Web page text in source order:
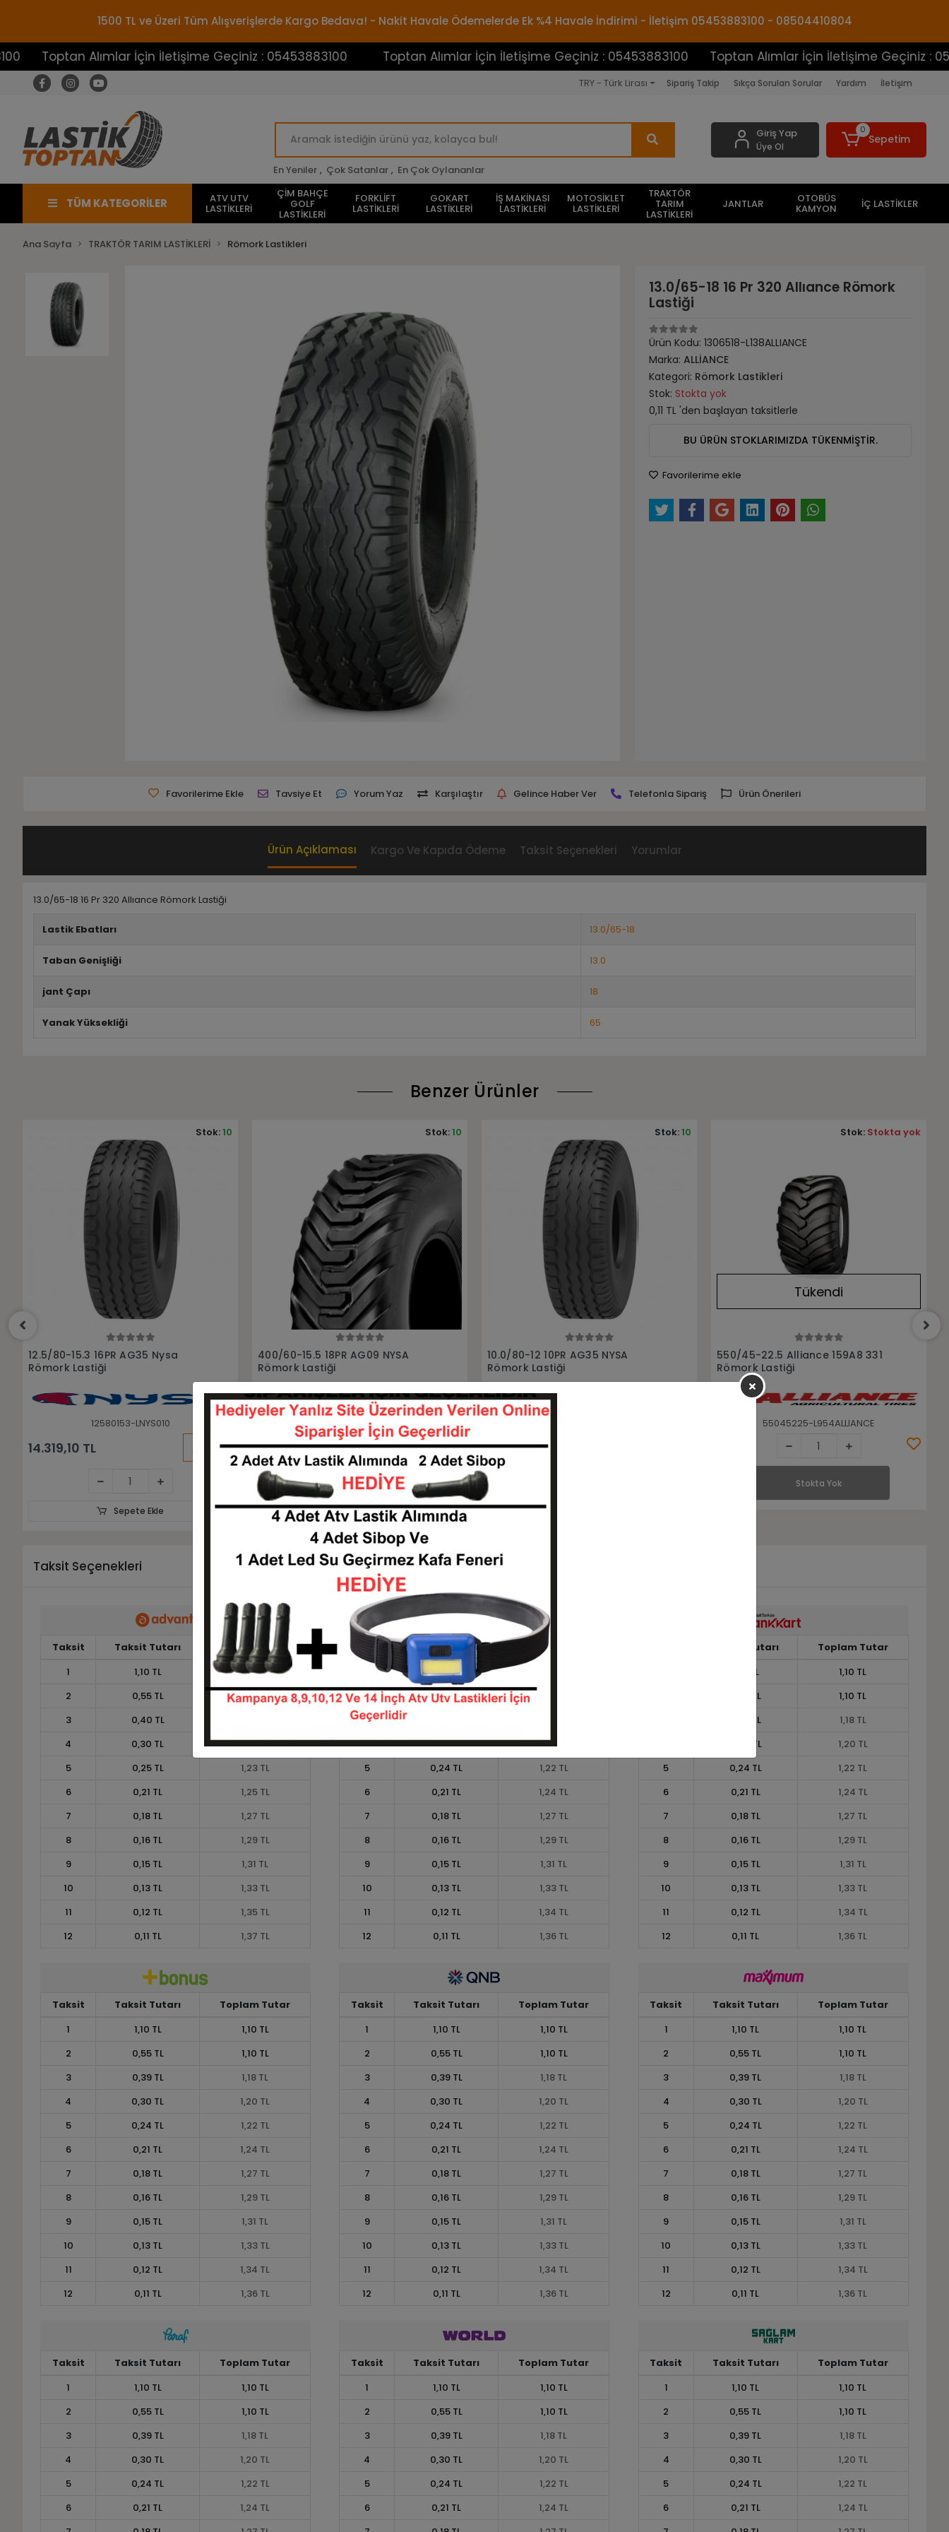
1500 TL ve Üzeri Tüm Alışverişlerde Kargo Bedava! - Nakit Havale Ödemelerde Ek %4 Havale İndirimi - İletişim 05453883100 - 08504410804
Alımlar İçin İletişime Geçiniz : 05453883100 Toptan Alımlar İçin İletişime Geçiniz : 05453883100 Toptan Alımlar İçin İletişime Geçiniz :
TRY - Türk Lirası Sipariş Takip Sıkça Sorulan Sorular Yardım İletişim
En Yeniler , Çok Satanlar , En Çok Oylananlar
Giriş Yap
Üye Ol
0
Sepetim
TÜM KATEGORİLER ATV UTV
LASTİKLERİ
ÇİM BAHÇE
GOLF
LASTİKLERİ
FORKLİFT
LASTİKLERİ
GOKART
LASTİKLERİ
İŞ MAKİNASI
LASTİKLERİ
MOTOSİKLET
LASTİKLERİ
TRAKTÖR
TARIM
LASTİKLERİ
JANTLAR OTOBÜS
KAMYON İÇ LASTİKLER
Ana Sayfa TRAKTÖR TARIM LASTİKLERİ Römork Lastikleri
13.0/65-18 16 Pr 320 Allıance Römork
Lastiği
Ürün Kodu:1306518-L138ALLIANCE
Marka:ALLİANCE
Kategori: Römork Lastikleri
Stok: Stokta yok
0,11 TL 'den başlayan taksitlerle
BU ÜRÜN STOKLARIMIZDA TÜKENMİŞTİR.
Favorilerime ekle
Favorilerime Ekle Tavsiye Et Yorum Yaz Karşılaştır Gelince Haber Ver Telefonla Sipariş Ürün Önerileri
Ürün Açıklaması Kargo Ve Kapıda Ödeme Taksit Seçenekleri Yorumlar
13.0/65-18 16 Pr 320 Allıance Römork Lastiği
Lastik Ebatları 13.0/65-18
Taban Genişliği 13.0
jant Çapı 18
Yanak Yüksekliği 65
Benzer Ürünler
400/60-15.5 18PR AG09 NYSA
Römork Lastiği
40060155-LNYS003
17.170,85 TL KARGO
BEDAVA
Stok:10
Sepete Ekle
10.0/80-12 10PR AG35 NYSA
Römork Lastiği
1008012-LNYS001
8.256,05 TL KARGO
BEDAVA
Stok:10
Sepete Ekle
Stokta Yok
Tükendi
550/45-22.5 Alliance 159A8 331
Römork Lastiği
Stokta yok
Stokta Yok
Tükendi
400/60-15.5 Alliance 14 Pr Farm
Pro 327 Radyal Römork Lastiği
40060155-L116ALLIANCE
Stok: Stokta yok
Stokta Yok
Taksit Seçenekleri
Taksit Taksit Tutarı
Toplam Tutar
1
1,10 TL
1,10 TL
2
0,55 TL
1,10 TL
3
0,40 TL
4
0,30 TL
1,21 TL
5
0,25 TL
1,23 TL
6
0,21 TL
1,25 TL
7
0,18 TL
1,27 TL
8
0,16 TL
1,29 TL
9
0,15 TL
1,31 TL
10
0,13 TL
1,33 TL
11
0,12 TL
1,35 TL
12
0,11 TL 1,37 TL
Taksit Taksit Tutarı
Toplam Tutar
1,10 TL
2
0,55 TL
3
4
0,30 TL
1,20 TL
5
0,24 TL
1,22 TL
6
0,21 TL
1,24 TL
7
0,18 TL
1,27 TL
8
0,16 TL
1,29 TL
9
0,15 TL
1,31 TL
10
0,13 TL
1,33 TL
11
0,12 TL
1,34 TL
12
0,11 TL 1,36 TL
Taksit Tutarı
Toplam Tutar
1,10 TL
1,10 TL
0,55 TL
1,10 TL
0,39 TL
1,18 TL
0,30 TL
1,20 TL
5
0,24 TL
1,22 TL
6
0,21 TL
1,24 TL
7
0,18 TL
1,27 TL
8
0,16 TL
1,29 TL
9
0,15 TL
1,31 TL
10
0,13 TL
1,33 TL
11
0,12 TL
1,34 TL
12
0,11 TL 1,36 TL
Taksit Taksit Tutarı
Toplam Tutar
1
1,10 TL
1,10 TL
2
0,55 TL
1,10 TL
3
0,39 TL
1,18 TL
4
0,30 TL
1,20 TL
5
0,24 TL
1,22 TL
6
0,21 TL
1,24 TL
7
0,18 TL
1,27 TL
8
0,16 TL
1,29 TL
9
0,15 TL
1,31 TL
10
0,13 TL
1,33 TL
11
0,12 TL
1,34 TL
12
0,11 TL 1,36 TL
Taksit Taksit Tutarı
Toplam Tutar
1
1,10 TL
1,10 TL
2
0,55 TL
1,10 TL
3
0,39 TL
1,18 TL
4
0,30 TL
1,20 TL
5
0,24 TL
1,22 TL
6
0,21 TL
1,24 TL
7
0,18 TL
1,27 TL
8
0,16 TL
1,29 TL
9
0,15 TL
1,31 TL
10
0,13 TL
1,33 TL
11
0,12 TL
1,34 TL
12
0,11 TL 1,36 TL
Taksit Taksit Tutarı
Toplam Tutar
1
1,10 TL
1,10 TL
2
0,55 TL
1,10 TL
3
0,39 TL
1,18 TL
4
0,30 TL
1,20 TL
5
0,24 TL
1,22 TL
6
0,21 TL
1,24 TL
7
0,18 TL
1,27 TL
8
0,16 TL
1,29 TL
9
0,15 TL
1,31 TL
10
0,13 TL
1,33 TL
11
0,12 TL
1,34 TL
12
0,11 TL 1,36 TL
Taksit Taksit Tutarı
Toplam Tutar
1
1,10 TL
1,10 TL
2
0,55 TL
1,10 TL
3
0,39 TL
1,18 TL
4
0,30 TL
1,20 TL
5
0,24 TL
1,22 TL
6
0,21 TL
1,24 TL
Taksit Taksit Tutarı
Toplam Tutar
1
1,10 TL
1,10 TL
2
0,55 TL
1,10 TL
3
0,39 TL
1,18 TL
4
0,30 TL
1,20 TL
5
0,24 TL
1,22 TL
6
0,21 TL
1,24 TL
Taksit Taksit Tutarı
Toplam Tutar
1
1,10 TL
1,10 TL
2
0,55 TL
1,10 TL
3
0,39 TL
1,18 TL
4
0,30 TL
1,20 TL
5
0,24 TL
1,22 TL
6
0,21 TL
1,24 TL